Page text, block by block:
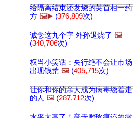
给隔离结束还发烧的英首相一药
方 🖼️▶️ (376,809次)
诚念这九个字 外孙退烧了 🖼️
(340,706次)
权当小笑话：央行绝不会让市场
出现钱荒 🖼️ (405,715次)
让你和你的亲人成为病毒绕着走
的人 🖼️ (287,712次)